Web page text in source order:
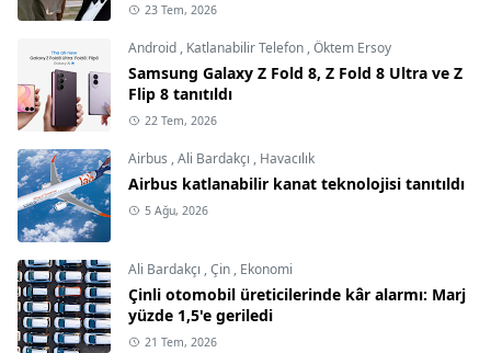
23 Tem, 2026
Android , Katlanabilir Telefon ,Öktem Ersoy
Samsung Galaxy Z Fold 8, Z Fold 8 Ultra ve Z
Flip 8 tanıtıldı
22 Tem, 2026
Airbus ,Ali Bardakçı , Havacılık
Airbus katlanabilir kanat teknolojisi tanıtıldı
5 Ağu, 2026
Ali Bardakçı ,Çin , Ekonomi
Çinli otomobil üreticilerinde kâr alarmı: Marj
yüzde 1,5'e geriledi
21 Tem, 2026